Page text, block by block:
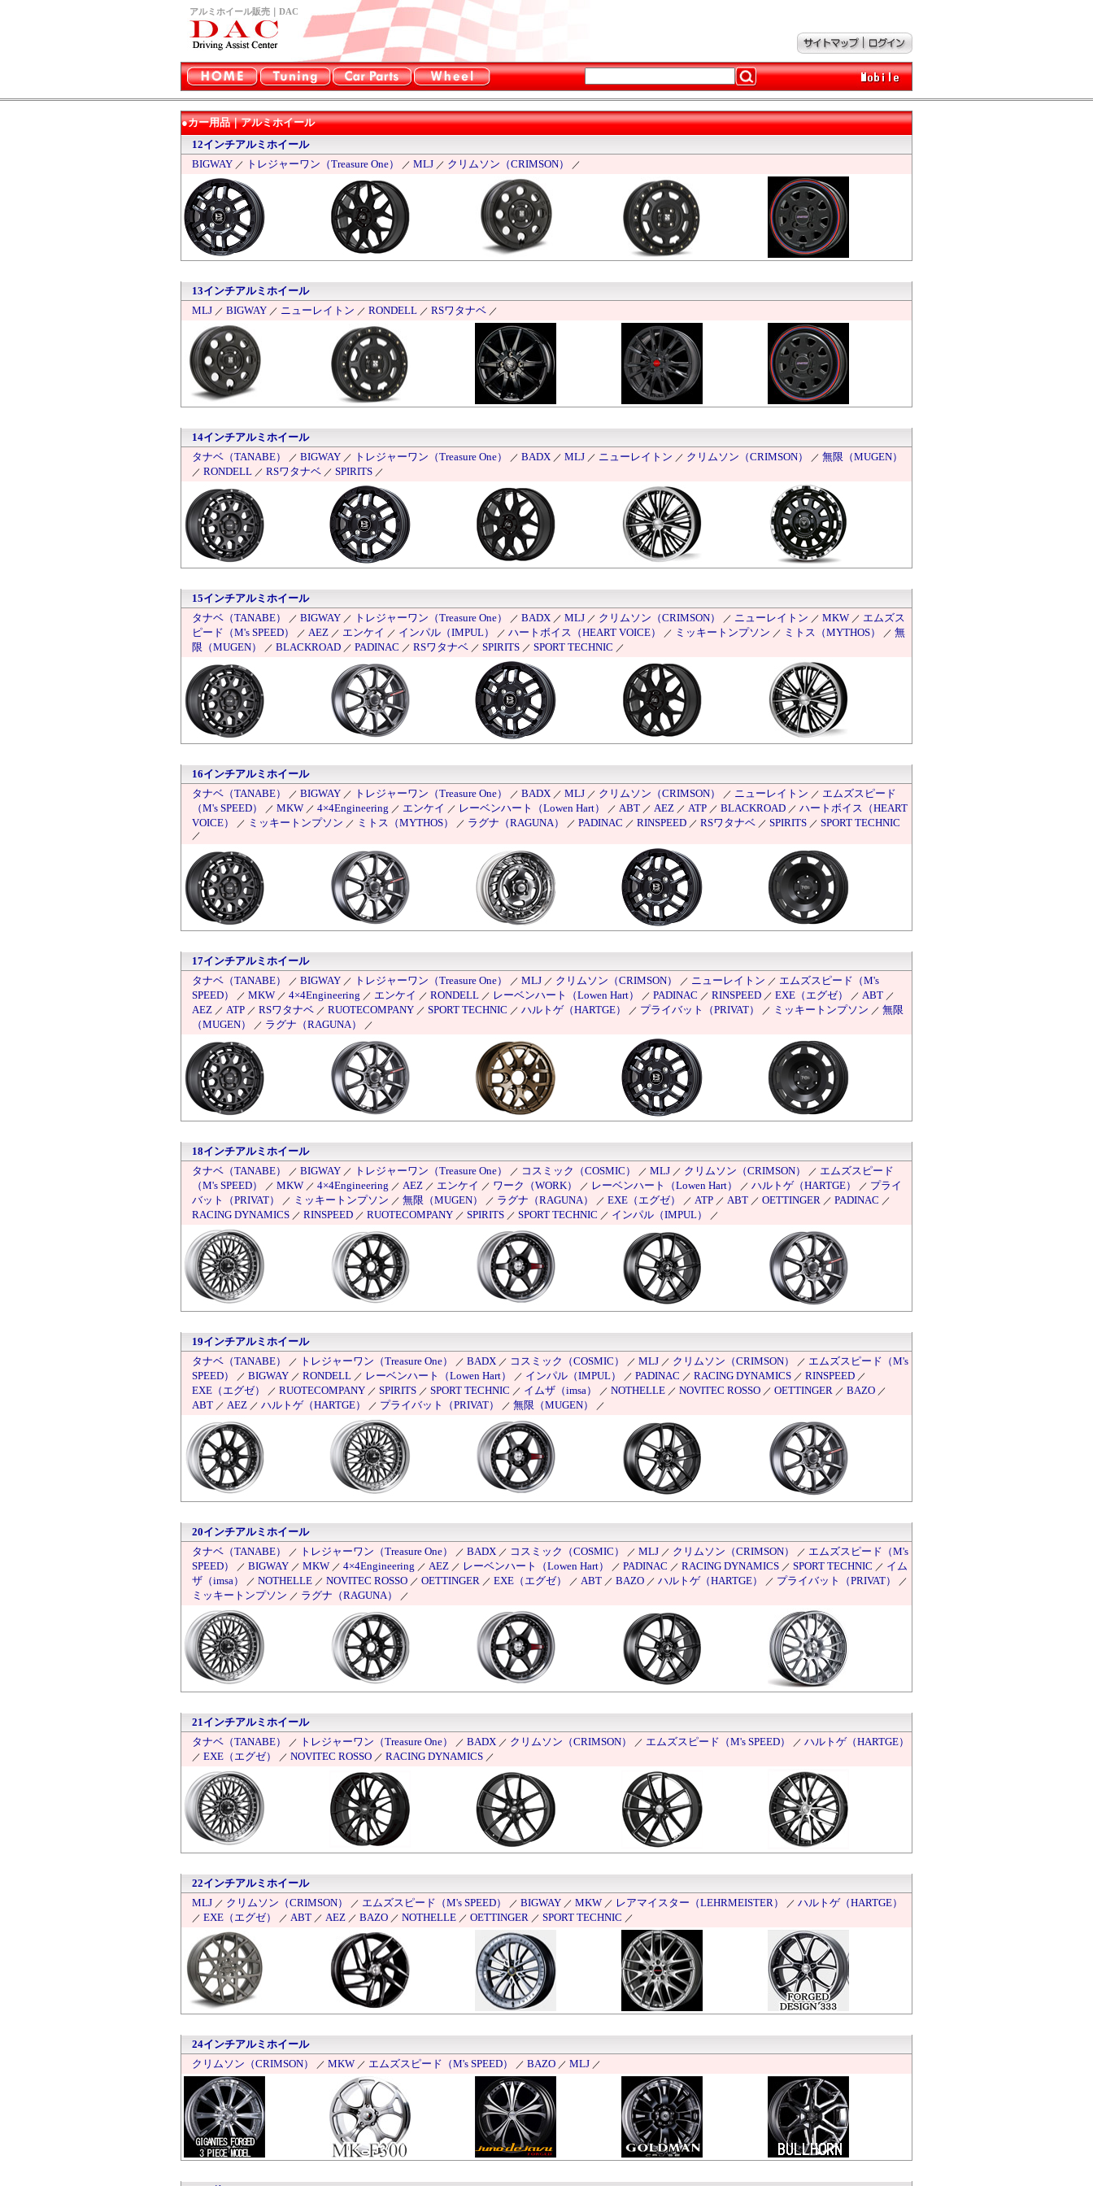
アルミホイール販売｜DAC
●カー用品｜アルミホイール
12インチアルミホイール
BIGWAY ／ トレジャーワン（Treasure One） ／ MLJ ／ クリムソン（CRIMSON） ／
13インチアルミホイール
MLJ ／ BIGWAY ／ ニューレイトン ／ RONDELL ／ RSワタナベ ／
14インチアルミホイール
タナベ（TANABE）
／ BIGWAY ／ トレジャーワン（Treasure One） ／ BADX ／ MLJ ／ ニューレイトン ／ クリムソン（CRIMSON） ／ 無限（MUGEN）
／ RONDELL ／ RSワタナベ ／ SPIRITS ／
15インチアルミホイール
タナベ（TANABE）
／ BIGWAY ／ トレジャーワン（Treasure One） ／ BADX ／ MLJ ／ クリムソン（CRIMSON） ／ ニューレイトン ／ MKW ／ エムズス
ピード（M's SPEED）
／ AEZ ／ エンケイ ／ インパル（IMPUL） ／ ハートボイス（HEART VOICE） ／ ミッキートンプソン ／ ミトス（MYTHOS） ／ 無
限（MUGEN）
／ BLACKROAD ／ PADINAC ／ RSワタナベ ／ SPIRITS ／ SPORT TECHNIC ／
16インチアルミホイール
タナベ（TANABE）
／ BIGWAY ／ トレジャーワン（Treasure One） ／ BADX ／ MLJ ／ クリムソン（CRIMSON） ／ ニューレイトン ／ エムズスピード
（M's SPEED）
／ MKW ／ 4×4Engineering ／ エンケイ ／ レーベンハート（Lowen Hart） ／ ABT ／ AEZ ／ ATP ／ BLACKROAD ／ ハートボイス（HEART
VOICE）
／ ミッキートンプソン ／ ミトス（MYTHOS） ／ ラグナ（RAGUNA） ／ PADINAC ／ RINSPEED ／ RSワタナベ ／ SPIRITS ／ SPORT TECHNIC
／
17インチアルミホイール
タナベ（TANABE）
／ BIGWAY ／ トレジャーワン（Treasure One） ／ MLJ ／ クリムソン（CRIMSON） ／ ニューレイトン ／ エムズスピード（M's
SPEED）
／ MKW ／ 4×4Engineering ／ エンケイ ／ RONDELL ／ レーベンハート（Lowen Hart） ／ PADINAC ／ RINSPEED ／ EXE（エグゼ） ／ ABT ／
AEZ ／ ATP ／ RSワタナベ ／ RUOTECOMPANY ／ SPORT TECHNIC ／ ハルトゲ（HARTGE） ／ プライバット（PRIVAT） ／ ミッキートンプソン ／ 無限
（MUGEN）
／ ラグナ（RAGUNA） ／
18インチアルミホイール
タナベ（TANABE）
／ BIGWAY ／ トレジャーワン（Treasure One） ／ コスミック（COSMIC） ／ MLJ ／ クリムソン（CRIMSON） ／ エムズスピード
（M's SPEED）
／ MKW ／ 4×4Engineering ／ AEZ ／ エンケイ ／ ワーク（WORK） ／ レーベンハート（Lowen Hart） ／ ハルトゲ（HARTGE） ／ プライ
バット（PRIVAT）
／ ミッキートンプソン ／ 無限（MUGEN） ／ ラグナ（RAGUNA） ／ EXE（エグゼ） ／ ATP ／ ABT ／ OETTINGER ／ PADINAC ／
RACING DYNAMICS ／ RINSPEED ／ RUOTECOMPANY ／ SPIRITS ／ SPORT TECHNIC ／ インパル（IMPUL） ／
19インチアルミホイール
タナベ（TANABE）
／ トレジャーワン（Treasure One） ／ BADX ／ コスミック（COSMIC） ／ MLJ ／ クリムソン（CRIMSON） ／ エムズスピード（M's
SPEED）
／ BIGWAY ／ RONDELL ／ レーベンハート（Lowen Hart） ／ インパル（IMPUL） ／ PADINAC ／ RACING DYNAMICS ／ RINSPEED ／
EXE（エグゼ） ／ RUOTECOMPANY ／ SPIRITS ／ SPORT TECHNIC ／ イムザ（imsa） ／ NOTHELLE ／ NOVITEC ROSSO ／ OETTINGER ／ BAZO ／
ABT ／ AEZ ／ ハルトゲ（HARTGE） ／ プライバット（PRIVAT） ／ 無限（MUGEN） ／
20インチアルミホイール
タナベ（TANABE）
／ トレジャーワン（Treasure One） ／ BADX ／ コスミック（COSMIC） ／ MLJ ／ クリムソン（CRIMSON） ／ エムズスピード（M's
SPEED）
／ BIGWAY ／ MKW ／ 4×4Engineering ／ AEZ ／ レーベンハート（Lowen Hart） ／ PADINAC ／ RACING DYNAMICS ／ SPORT TECHNIC ／ イム
ザ（imsa）
／ NOTHELLE ／ NOVITEC ROSSO ／ OETTINGER ／ EXE（エグゼ） ／ ABT ／ BAZO ／ ハルトゲ（HARTGE） ／ プライバット（PRIVAT） ／
ミッキートンプソン ／ ラグナ（RAGUNA） ／
21インチアルミホイール
タナベ（TANABE）
／ トレジャーワン（Treasure One） ／ BADX ／ クリムソン（CRIMSON） ／ エムズスピード（M's SPEED） ／ ハルトゲ（HARTGE）
／ EXE（エグゼ） ／ NOVITEC ROSSO ／ RACING DYNAMICS ／
22インチアルミホイール
MLJ ／ クリムソン（CRIMSON） ／ エムズスピード（M's SPEED） ／ BIGWAY ／ MKW ／ レアマイスター（LEHRMEISTER） ／ ハルトゲ（HARTGE）
／ EXE（エグゼ） ／ ABT ／ AEZ ／ BAZO ／ NOTHELLE ／ OETTINGER ／ SPORT TECHNIC ／
24インチアルミホイール
クリムソン（CRIMSON）
／ MKW ／ エムズスピード（M's SPEED） ／ BAZO ／ MLJ ／